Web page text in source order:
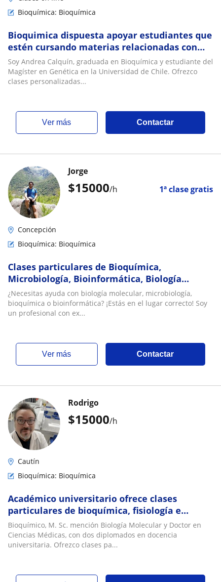
Bioquímica: Bioquímica
Bioquimica dispuesta apoyar estudiantes que
estén cursando materias relacionadas con
Biología , metabolismo y genética
Soy Andrea Calquín, graduada en Bioquímica y estudiante del
Magíster en Genética en la Universidad de Chile. Ofrezco
clases personalizadas...
ver más Contactar
$15000/h 1ª clase gratis
Jorge
Concepción
Bioquímica: Bioquímica
Clases particulares de Bioquímica,
Microbiología, Bioinformática, Biología
Molecular (online o prescencial)
¿Necesitas ayuda con biología molecular, microbiología,
bioquímica o bioinformática? ¡Estás en el lugar correcto! Soy
un profesional con ex...
ver más Contactar
$15000/h
Rodrigo
Cautín
Bioquímica: Bioquímica
Académico universitario ofrece clases
particulares de bioquímica, fisiología e
inmunología
Bioquímico, M. Sc. mención Biología Molecular y Doctor en
Ciencias Médicas, con dos diplomados en docencia
universitaria. Ofrezco clases pa...